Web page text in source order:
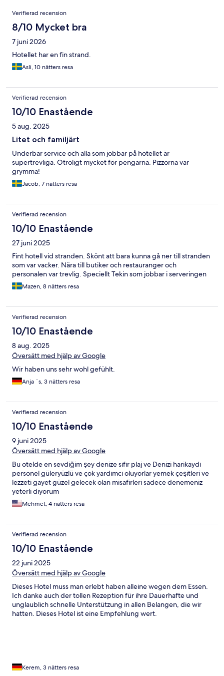
Recensioner
Verifierad recension
8/10 Mycket bra
7 juni 2026
Hotellet har en fin strand.
Asli, 10 nätters resa
Verifierad recension
10/10 Enastående
5 aug. 2025
Litet och familjärt
Underbar service och alla som jobbar på hotellet är
supertrevliga. Otroligt mycket för pengarna. Pizzorna var
grymma!
Jacob, 7 nätters resa
Verifierad recension
10/10 Enastående
27 juni 2025
Fint hotell vid stranden. Skönt att bara kunna gå ner till stranden
som var vacker. Nära till butiker och restauranger och
personalen var trevlig. Speciellt Tekin som jobbar i serveringen
Mazen, 8 nätters resa
Verifierad recension
10/10 Enastående
8 aug. 2025
Översätt med hjälp av Google
Wir haben uns sehr wohl gefühlt.
Anja ´s, 3 nätters resa
Verifierad recension
10/10 Enastående
9 juni 2025
Översätt med hjälp av Google
Bu otelde en sevdiğim şey denize sıfır plaj ve Denizi harikaydı
personel güleryüzlü ve çok yardımcı oluyorlar yemek çeşitleri ve
lezzeti gayet güzel gelecek olan misafirleri sadece denemeniz
yeterli diyorum
Mehmet, 4 nätters resa
Verifierad recension
10/10 Enastående
22 juni 2025
Översätt med hjälp av Google
Dieses Hotel muss man erlebt haben alleine wegen dem Essen.
Ich danke auch der tollen Rezeption für ihre Dauerhafte und
unglaublich schnelle Unterstützung in allen Belangen, die wir
hatten. Dieses Hotel ist eine Empfehlung wert.
Kerem, 3 nätters resa